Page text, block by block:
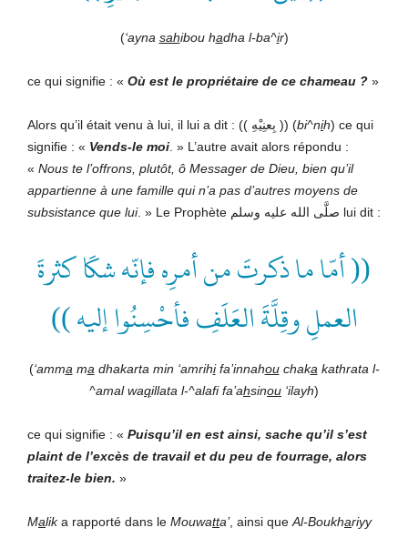
(‘ayna sahibou hadha l-ba^ir)
ce qui signifie : « Où est le propriétaire de ce chameau ? »
Alors qu’il était venu à lui, il lui a dit : (( بِعنِيْهِ )) (bi^nih) ce qui
signifie : « Vends-le moi . » L’autre avait alors répondu :
« Nous te l’offrons, plutôt, ô Messager de Dieu, bien qu’il
appartienne à une famille qui n’a pas d’autres moyens de
subsistance que lui
. » Le Prophète صلَّى الله عليه وسلم lui dit :
(( أمّا ما ذكرتَ من أمرِه فإنّه شكَا كثرةَ
العملِ وقِلَّةَ العَلَفِ فأحْسِنُوا إليه ))
(‘amma ma dhakarta min ‘amrihifa’innahouchaka kathrata l-
^amal waqillata l-^alafi fa’ahsinou ‘ilayh)
ce qui signifie : « Puisqu’il en est ainsi, sache qu’il s’est
plaint de l’excès de travail et du peu de fourrage, alors
traitez-le bien. »
Malika rapporté dans le Mouwatta’, ainsi que Al-Boukhariyy